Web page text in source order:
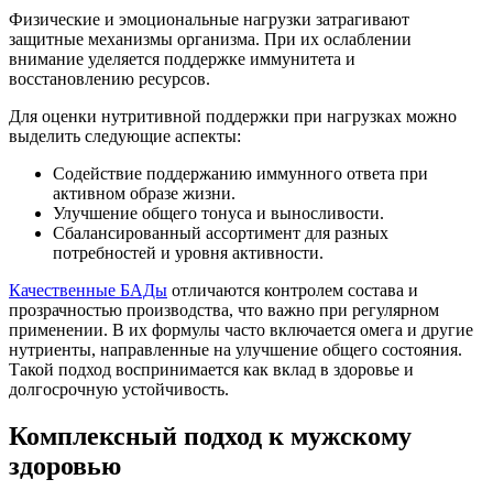
Физические и эмоциональные нагрузки затрагивают
защитные механизмы организма. При их ослаблении
внимание уделяется поддержке иммунитета и
восстановлению ресурсов.
Для оценки нутритивной поддержки при нагрузках можно
выделить следующие аспекты:
Содействие поддержанию иммунного ответа при
активном образе жизни.
Улучшение общего тонуса и выносливости.
Сбалансированный ассортимент для разных
потребностей и уровня активности.
Качественные БАДы отличаются контролем состава и
прозрачностью производства, что важно при регулярном
применении. В их формулы часто включается омега и другие
нутриенты, направленные на улучшение общего состояния.
Такой подход воспринимается как вклад в здоровье и
долгосрочную устойчивость.
Комплексный подход к мужскому
здоровью